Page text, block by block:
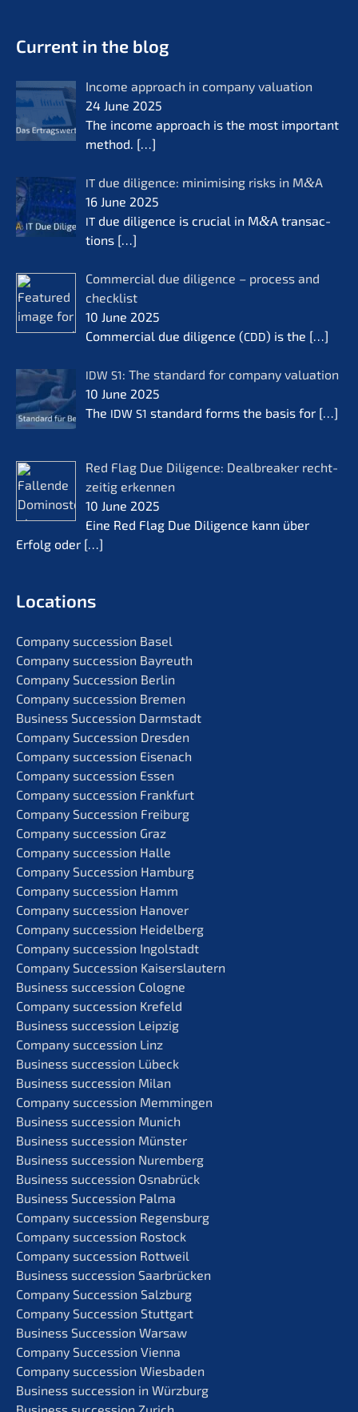
Current in the blog
Income approach in compa­ny valua­ti­on
24 June 2025
The income approach is the most important
method. […]
IT due diligence: minimi­sing risks in M&A
16 June 2025
IT due diligence is crucial in M&A transac­
tions […]
Commer­cial due diligence – process and
check­list
10 June 2025
Commer­cial due diligence (CDD) is the […]
IDW S1: The standard for compa­ny valua­ti­on
10 June 2025
The IDW S1 standard forms the basis for […]
Red Flag Due Diligence: Dealb­rea­k­er recht­
zei­tig erken­nen
10 June 2025
Eine Red Flag Due Diligence kann über
Erfolg oder […]
Locati­ons
Compa­ny succes­si­on Basel
Compa­ny succes­si­on Bayreuth
Compa­ny Succes­si­on Berlin
Compa­ny succes­si­on Bremen
Business Succes­si­on Darmstadt
Compa­ny Succes­si­on Dresden
Compa­ny succes­si­on Eisenach
Compa­ny succes­si­on Essen
Compa­ny succes­si­on Frankfurt
Compa­ny Succes­si­on Freiburg
Compa­ny succes­si­on Graz
Compa­ny succes­si­on Halle
Compa­ny Succes­si­on Hamburg
Compa­ny succes­si­on Hamm
Compa­ny succes­si­on Hanover
Compa­ny succes­si­on Heidelberg
Compa­ny succes­si­on Ingolstadt
Compa­ny Succes­si­on Kaiserslautern
Business succes­si­on Cologne
Compa­ny succes­si­on Krefeld
Business succes­si­on Leipzig
Compa­ny succes­si­on Linz
Business succes­si­on Lübeck
Business succes­si­on Milan
Compa­ny succes­si­on Memmingen
Business succes­si­on Munich
Business succes­si­on Münster
Business succes­si­on Nuremberg
Business succes­si­on Osnabrück
Business Succes­si­on Palma
Compa­ny succes­si­on Regensburg
Compa­ny succes­si­on Rostock
Compa­ny succes­si­on Rottweil
Business succes­si­on Saarbrücken
Compa­ny Succes­si­on Salzburg
Compa­ny Succes­si­on Stuttgart
Business Succes­si­on Warsaw
Compa­ny Succes­si­on Vienna
Compa­ny succes­si­on Wiesbaden
Business succes­si­on in Würzburg
Business succes­si­on Zurich